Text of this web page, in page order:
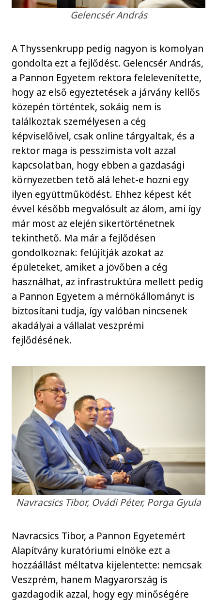
Gelencsér András
A Thyssenkrupp pedig nagyon is komolyan
gondolta ezt a fejlődést. Gelencsér András,
a Pannon Egyetem rektora felelevenítette,
hogy az első egyeztetések a járvány kellős
közepén történtek, sokáig nem is
találkoztak személyesen a cég
képviselőivel, csak online tárgyaltak, és a
rektor maga is pesszimista volt azzal
kapcsolatban, hogy ebben a gazdasági
környezetben tető alá lehet-e hozni egy
ilyen együttműködést. Ehhez képest két
évvel később megvalósult az álom, ami így
már most az elején sikertörténetnek
tekinthető. Ma már a fejlődésen
gondolkoznak: felújítják azokat az
épületeket, amiket a jövőben a cég
használhat, az infrastruktúra mellett pedig
a Pannon Egyetem a mérnökállományt is
biztosítani tudja, így valóban nincsenek
akadályai a vállalat veszprémi
fejlődésének.
Navracsics Tibor, Ovádi Péter, Porga Gyula
Navracsics Tibor, a Pannon Egyetemért
Alapítvány kuratóriumi elnöke ezt a
hozzáállást méltatva kijelentette: nemcsak
Veszprém, hanem Magyarország is
gazdagodik azzal, hogy egy minőségére